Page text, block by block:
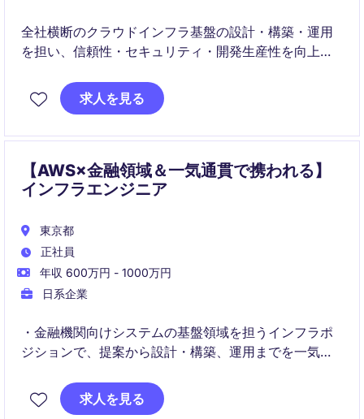
全社横断のクラウドインフラ基盤の設計・構築・運用
を担い、信頼性・セキュリティ・開発生産性を向上さ
AIコーディングエージェントと共存する開発環境にお
求人を見る
【AWS×金融領域＆一気通貫で携われる】
インフラエンジニア
東京都
正社員
年収 600万円 - 1000万円
日系企業
・金融機関向けシステムの基盤領域を担うインフラポ
ジションで、提案から設計・構築、運用までを一気通
・AWSを中心としたクラウド案件が増加する一方、既
求人を見る